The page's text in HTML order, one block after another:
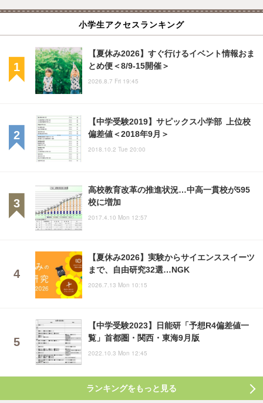
小学生アクセスランキング
【夏休み2026】すぐ行けるイベント情報おま
とめ便＜8/9-15開催＞
2026.8.7 Fri 19:45
【中学受験2019】サピックス小学部 上位校
偏差値＜2018年9月＞
2018.10.2 Tue 20:00
高校教育改革の推進状況…中高一貫校が595
校に増加
2017.4.10 Mon 12:57
【夏休み2026】実験からサイエンススイーツ
まで、自由研究32選…NGK
2026.7.13 Mon 10:15
【中学受験2023】日能研「予想R4偏差値一
覧」首都圏・関西・東海9月版
2022.10.3 Mon 12:45
ランキングをもっと見る